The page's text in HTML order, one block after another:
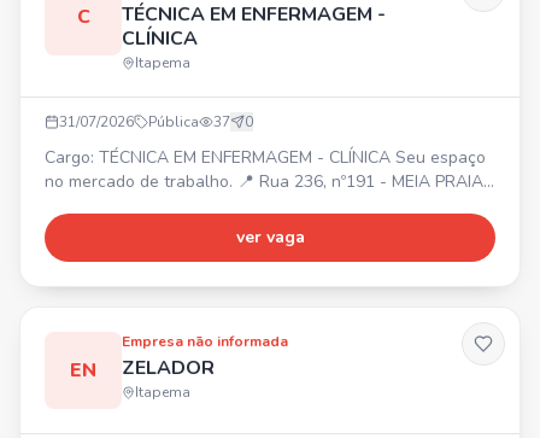
C
TÉCNICA EM ENFERMAGEM -
CLÍNICA
Itapema
31/07/2026 Pública 37 0
Cargo: TÉCNICA EM ENFERMAGEM - CLÍNICA Seu espaço
no mercado de trabalho. 📍 Rua 236, nº191 - MEIA PRAIA
ver vaga
EN
Empresa não informada
ZELADOR
Itapema